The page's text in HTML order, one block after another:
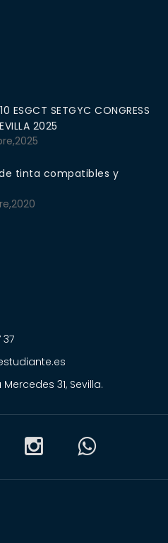
ESGCT SETGYC CONGRESS
2025
tinta compatibles y
31, Sevilla.